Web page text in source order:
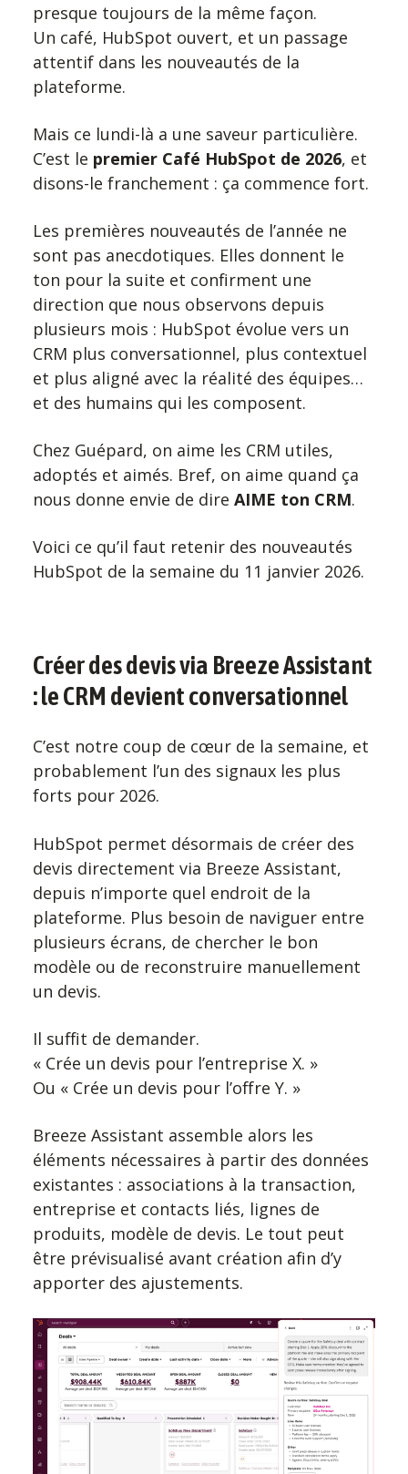
presque toujours de la même façon.
Un café, HubSpot ouvert, et un passage
attentif dans les nouveautés de la
plateforme.
Mais ce lundi-là a une saveur particulière.
C’est le premier Café HubSpot de 2026, et
disons-le franchement : ça commence fort.
Les premières nouveautés de l’année ne
sont pas anecdotiques. Elles donnent le
ton pour la suite et confirment une
direction que nous observons depuis
plusieurs mois : HubSpot évolue vers un
CRM plus conversationnel, plus contextuel
et plus aligné avec la réalité des équipes…
et des humains qui les composent.
Chez Guépard, on aime les CRM utiles,
adoptés et aimés. Bref, on aime quand ça
nous donne envie de dire AIME ton CRM.
Voici ce qu’il faut retenir des nouveautés
HubSpot de la semaine du 11 janvier 2026.
Créer des devis via Breeze Assistant
: le CRM devient conversationnel
C’est notre coup de cœur de la semaine, et
probablement l’un des signaux les plus
forts pour 2026.
HubSpot permet désormais de créer des
devis directement via Breeze Assistant,
depuis n’importe quel endroit de la
plateforme. Plus besoin de naviguer entre
plusieurs écrans, de chercher le bon
modèle ou de reconstruire manuellement
un devis.
Il suffit de demander.
« Crée un devis pour l’entreprise X. »
Ou « Crée un devis pour l’offre Y. »
Breeze Assistant assemble alors les
éléments nécessaires à partir des données
existantes : associations à la transaction,
entreprise et contacts liés, lignes de
produits, modèle de devis. Le tout peut
être prévisualisé avant création afin d’y
apporter des ajustements.